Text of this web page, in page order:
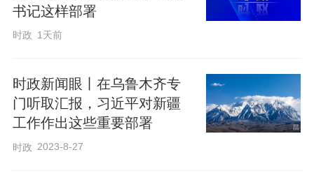
书记这样部署
时政 1天前
时政新闻眼丨在乌鲁木齐专
门听取汇报，习近平对新疆
工作作出这些重要部署
时政 2023-8-27